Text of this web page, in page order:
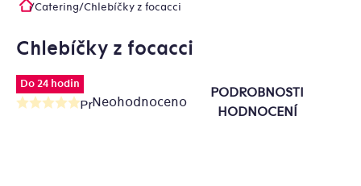
Domů
/Catering/Chlebíčky z focacci
Chlebíčky z focacci
Do 24 hodin
Průměrné
Neohodnoceno
PODROBNOSTI
HODNOCENÍ